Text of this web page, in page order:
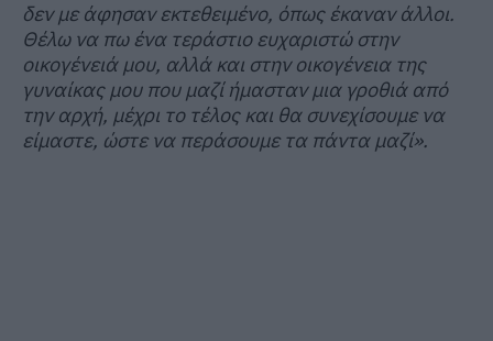
δεν με άφησαν εκτεθειμένο, όπως έκαναν άλλοι.
Θέλω να πω ένα τεράστιο ευχαριστώ στην
οικογένειά μου, αλλά και στην οικογένεια της
γυναίκας μου που μαζί ήμασταν μια γροθιά από
την αρχή, μέχρι το τέλος και θα συνεχίσουμε να
είμαστε, ώστε να περάσουμε τα πάντα μαζί».